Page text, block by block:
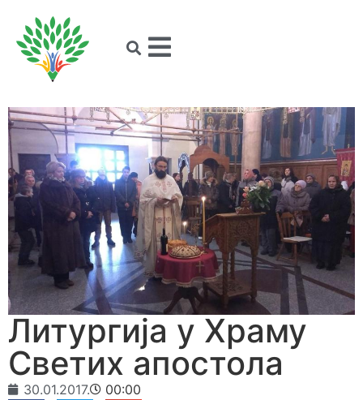
Литургија у Храму
Светих апостола
30.01.2017. 00:00